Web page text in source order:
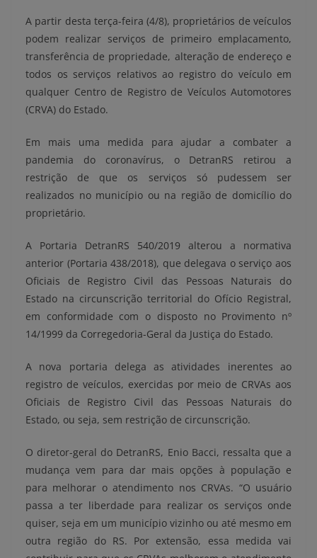
A partir desta terça-feira (4/8), proprietários de veículos
podem realizar serviços de primeiro emplacamento,
transferência de propriedade, alteração de endereço e
todos os serviços relativos ao registro do veículo em
qualquer Centro de Registro de Veículos Automotores
(CRVA) do Estado.
Em mais uma medida para ajudar a combater a
pandemia do coronavírus, o DetranRS retirou a
restrição de que os serviços só pudessem ser
realizados no município ou na região de domicílio do
proprietário.
A Portaria DetranRS 540/2019 alterou a normativa
anterior (Portaria 438/2018), que delegava o serviço aos
Oficiais de Registro Civil das Pessoas Naturais do
Estado na circunscrição territorial do Ofício Registral,
em conformidade com o disposto no Provimento nº
14/1999 da Corregedoria-Geral da Justiça do Estado.
A nova portaria delega as atividades inerentes ao
registro de veículos, exercidas por meio de CRVAs aos
Oficiais de Registro Civil das Pessoas Naturais do
Estado, ou seja, sem restrição de circunscrição.
O diretor-geral do DetranRS, Enio Bacci, ressalta que a
mudança vem para dar mais opções à população e
para melhorar o atendimento nos CRVAs. “O usuário
passa a ter liberdade para realizar os serviços onde
quiser, seja em um município vizinho ou até mesmo em
outra região do RS. Por extensão, essa medida vai